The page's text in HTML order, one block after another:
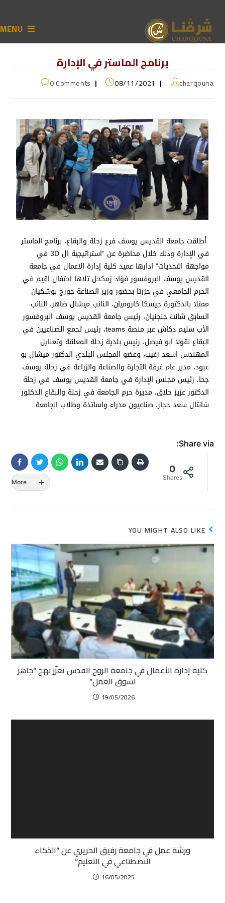
MENU
برنامج الماستر في الإدارة
charqouna
08/11/2021
0 Comments
أطلقت جامعة القديس يوسف فرع زحلة والبقاع، برنامج الماستر
في الإدارة وذلك خلال محاضرة عن “استراتيجية ال 3D في
مواجهة التحديات” ادارها عميد كلية إدارة الاعمال في جامعة
القديس يوسف البروفسور فؤاد زمكحل تلاها احتفال اقيم في
الحرم الجامعي في حزرتا بحضور وزير الصناعة جورج بوشكيان
ممثلا بالدكتورة جيسكا كاروميان، النائب ميشال ضاهر، النائب
السابق شانت جنجنيان، رئيس جامعة القديس يوسف البروفسور
الأب سليم دكاش عبر منصة teams، رئيس تجمع الصناعيين في
البقاع نقولا ابو فيصل، رئيس بلدية زحلة المعلقة وتعنايل
المهندس اسعد زغيب، وعضو المجلس البلدي الدكتور ميشال بو
عبود، مدير عام غرفة التجارة والصناعة والزراعة في زحلة يوسف
جحا، رئيس مجلس الإدارة في جامعة القديس يوسف في زحلة
الدكتور عزيز حلاق، مديرة حرم الجامعة في زحلة والبقاع الدكتور
شانتال سعد حجار، صناعيون مدراء واساتذة وطلاب الجامعة.
Share via:
0
Shares
More
YOU MIGHT ALSO LIKE
كلية إدارة الأعمال في جامعة الروح القدس تعزّز نهج “جاهز
لسوق العمل”
19/05/2026
ورشة عمل في جامعة رفيق الحريري عن “الذكاء
الاصطناعي في التعليم”
16/05/2025